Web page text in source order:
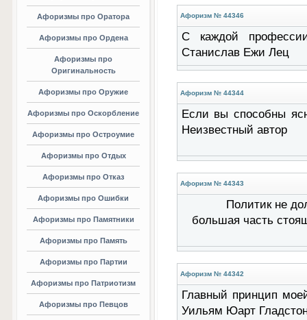
Афоризмы про Оратора
Афоризмы про Ордена
Афоризмы про
Оригинальность
Афоризмы про Оружие
Афоризмы про Оскорбление
Афоризмы про Остроумие
Афоризмы про Отдых
Афоризмы про Отказ
Афоризмы про Ошибки
Афоризмы про Памятники
Афоризмы про Память
Афоризмы про Партии
Афоризмы про Патриотизм
Афоризмы про Певцов
Афоризм № 44346
С каждой
Станислав Ежи Лец
Афоризм № 44344
Если вы способны
Неизвестный автор
Афоризм № 44343
Политик не
большая часть
Афоризм № 44342
Главный принцип
Уильям Юарт